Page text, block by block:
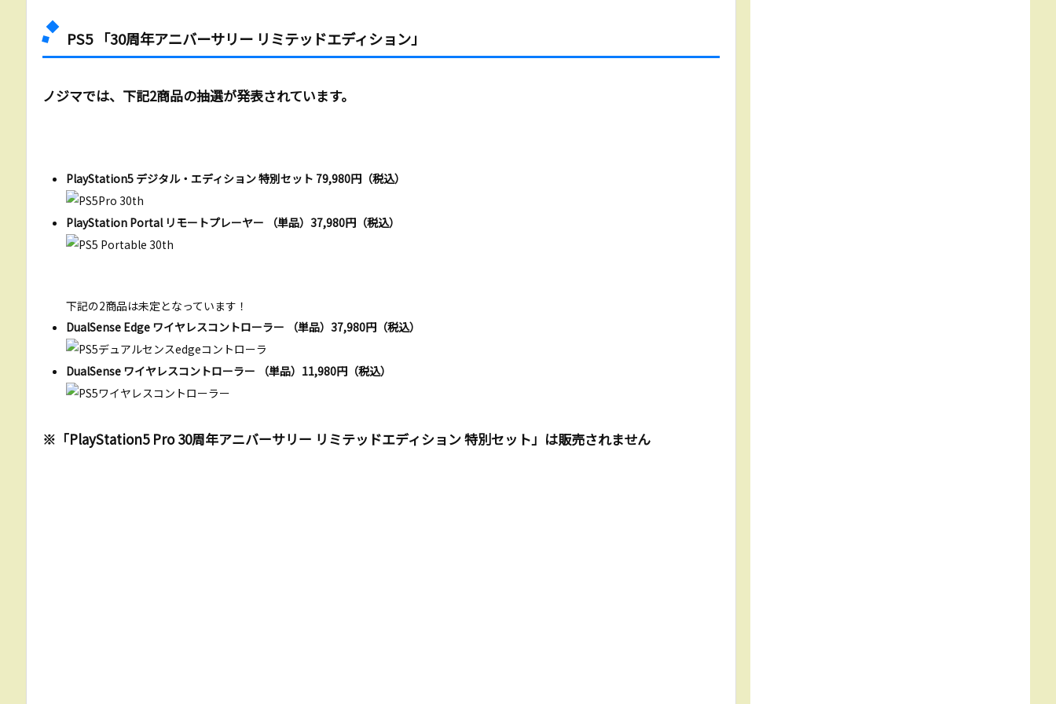
PS5 「30周年アニバーサリー リミテッドエディション」
ノジマでは、下記2商品の抽選が発表されています。
PlayStation5 デジタル・エディション 特別セット 79,980円（税込）
PlayStation Portal リモートプレーヤー （単品）37,980円（税込）
下記の2商品は未定となっています！
DualSense Edge ワイヤレスコントローラー （単品）37,980円（税込）
DualSense ワイヤレスコントローラー （単品）11,980円（税込）
※「PlayStation5 Pro 30周年アニバーサリー リミテッドエディション 特別セット」は販売されません